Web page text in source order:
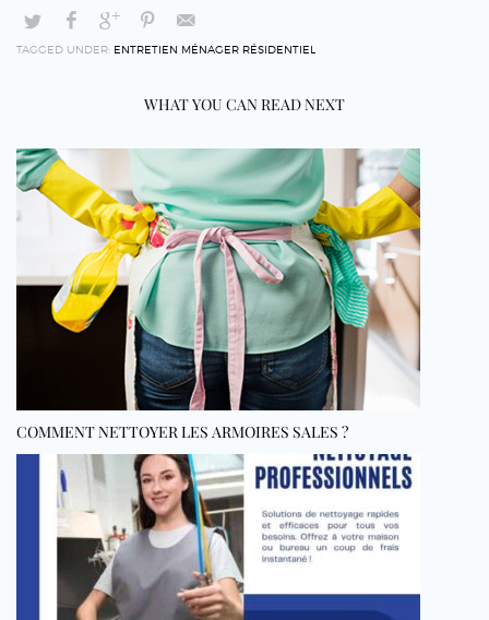
TAGGED UNDER: ENTRETIEN MÉNAGER RÉSIDENTIEL
WHAT YOU CAN READ NEXT
COMMENT NETTOYER LES ARMOIRES SALES ?